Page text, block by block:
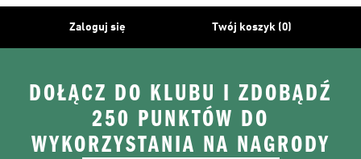
Zaloguj się Twój koszyk (0)
DOŁĄCZ DO KLUBU I ZDOBĄDŹ
250 PUNKTÓW DO
WYKORZYSTANIA NA NAGRODY